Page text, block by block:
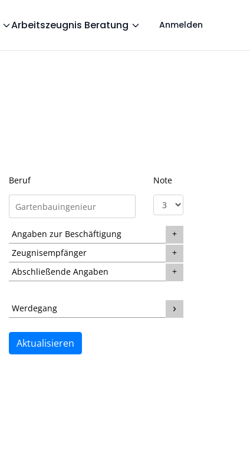
Arbeitszeugnis Beratung Anmelden
Beruf Note
Angaben zur Beschäftigung
Zeugnisempfänger
Abschließende Angaben
Werdegang
Aktualisieren